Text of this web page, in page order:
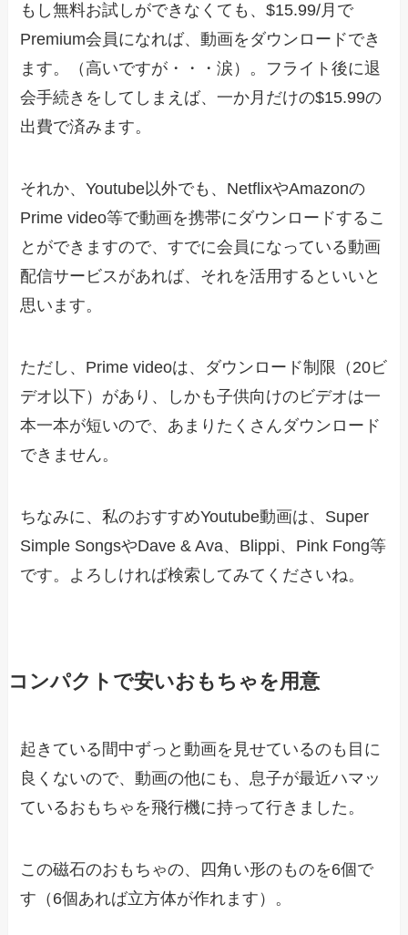
もし無料お試しができなくても、$15.99/月で
Premium会員になれば、動画をダウンロードでき
ます。（高いですが・・・涙）。フライト後に退
会手続きをしてしまえば、一か月だけの$15.99の
出費で済みます。
それか、Youtube以外でも、NetflixやAmazonの
Prime video等で動画を携帯にダウンロードするこ
とができますので、すでに会員になっている動画
配信サービスがあれば、それを活用するといいと
思います。
ただし、Prime videoは、ダウンロード制限（20ビ
デオ以下）があり、しかも子供向けのビデオは一
本一本が短いので、あまりたくさんダウンロード
できません。
ちなみに、私のおすすめYoutube動画は、Super
Simple SongsやDave & Ava、Blippi、Pink Fong等
です。よろしければ検索してみてくださいね。
コンパクトで安いおもちゃを用意
起きている間中ずっと動画を見せているのも目に
良くないので、動画の他にも、息子が最近ハマッ
ているおもちゃを飛行機に持って行きました。
この磁石のおもちゃの、四角い形のものを6個で
す（6個あれば立方体が作れます）。